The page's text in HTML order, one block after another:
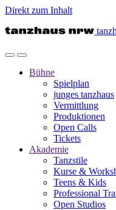
Direkt zum Inhalt
Bühne
Spielplan
junges tanzhaus
Vermittlung
Produktionen
Open Calls
Tickets
Akademie
Tanzstile
Kurse &
Teens & Kids
Professional
Open Studios